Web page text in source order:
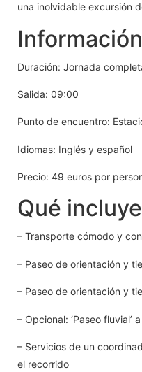
una inolvidable excursión
Duración: Jornada
Salida: 09:00
Punto de encuentro:
Idiomas: Inglés y español
Precio: 49 euros por
Qué incluye
– Transporte cómodo y
– Paseo de orientación y
– Paseo de orientación y
– Opcional: ‘Paseo fluvial’
– Servicios de un
el recorrido